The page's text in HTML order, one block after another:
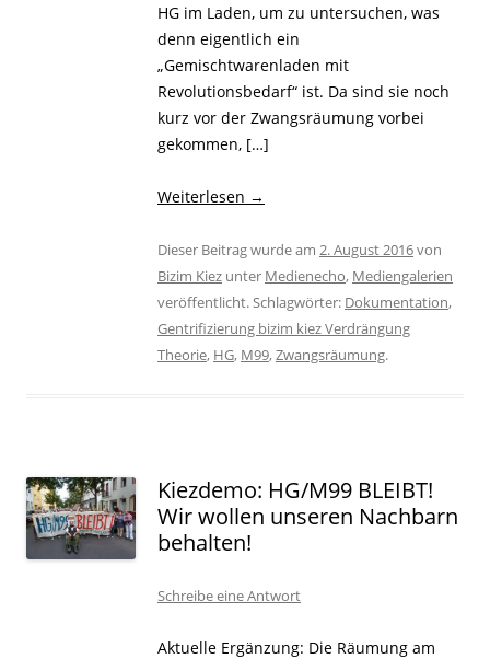
HG im Laden, um zu untersuchen, was
denn eigentlich ein
„Gemischtwarenladen mit
Revolutionsbedarf“ ist. Da sind sie noch
kurz vor der Zwangsräumung vorbei
gekommen, […]
Weiterlesen →
Dieser Beitrag wurde am 2. August 2016von
Bizim Kiez unter Medienecho, Mediengalerien
veröffentlicht. Schlagwörter: Dokumentation,
Gentrifizierung bizim kiez Verdrängung
Theorie, HG, M99,Zwangsräumung.
Kiezdemo: HG/M99 BLEIBT!
Wir wollen unseren Nachbarn
behalten!
Schreibe eine Antwort
Aktuelle Ergänzung: Die Räumung am